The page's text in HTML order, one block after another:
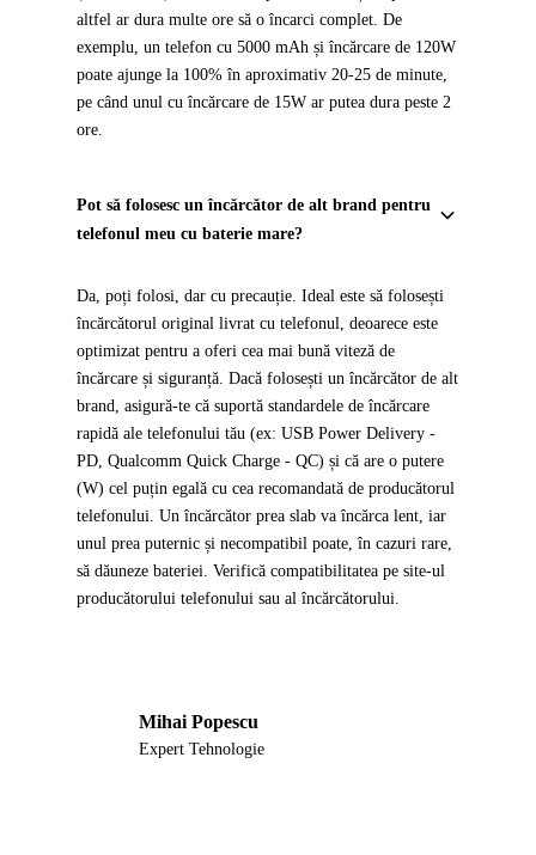
altfel ar dura multe ore să o încarci complet. De
exemplu, un telefon cu 5000 mAh și încărcare de 120W
poate ajunge la 100% în aproximativ 20-25 de minute,
pe când unul cu încărcare de 15W ar putea dura peste 2
ore.
Pot să folosesc un încărcător de alt brand pentru
telefonul meu cu baterie mare?
Da, poți folosi, dar cu precauție. Ideal este să folosești
încărcătorul original livrat cu telefonul, deoarece este
optimizat pentru a oferi cea mai bună viteză de
încărcare și siguranță. Dacă folosești un încărcător de alt
brand, asigură-te că suportă standardele de încărcare
rapidă ale telefonului tău (ex: USB Power Delivery -
PD, Qualcomm Quick Charge - QC) și că are o putere
(W) cel puțin egală cu cea recomandată de producătorul
telefonului. Un încărcător prea slab va încărca lent, iar
unul prea puternic și necompatibil poate, în cazuri rare,
să dăuneze bateriei. Verifică compatibilitatea pe site-ul
producătorului telefonului sau al încărcătorului.
Mihai Popescu
Expert Tehnologie